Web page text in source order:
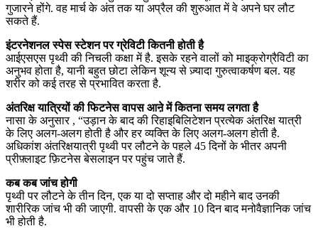
गुजारने होंगे. वह मार्च के अंत तक या अप्रैल की शुरुआत में वे अपने घर लौट
सकते हैं.
इंटरनेशनल स्पेस स्टेशन पर ग्रेविटी कितनी होती है
आईएसएस पृथ्वी की निचली कक्षा में है. इसके रहने वालों को माइक्रोग्रैविटी का
अनुभव होता है, यानी बहुत छोटा लेकिन शून्य से ज़्यादा गुरुत्वाकर्षण बल. यह
शरीर को कई तरह से प्रभावित करता है.
अंतरिक्ष यात्रियों की फिटनेस वापस आऩे में कितना समय लगता है
नासा के अनुसार , “उड़ान के बाद की रिहाइबिलिटेशन प्रत्येक अंतरिक्ष यात्री
के लिए अलग-अलग होती है और हर व्यक्ति के लिए अलग-अलग होती है.
अधिकांश अंतरिक्षयात्री पृथ्वी पर लौटने के पहले 45 दिनों के भीतर अपनी
प्रीफ़्लाइट फ़िटनेस बेसलाइन पर पहुंच जाते हैं.
कब कब जांच होगी
पृथ्वी पर लौटने के तीन दिन, एक या दो सप्ताह और दो महीने बाद उनकी
शारीरिक जांच भी की जाएगी. वापसी के एक और 10 दिन बाद मनोवैज्ञानिक जांच
भी होती है.